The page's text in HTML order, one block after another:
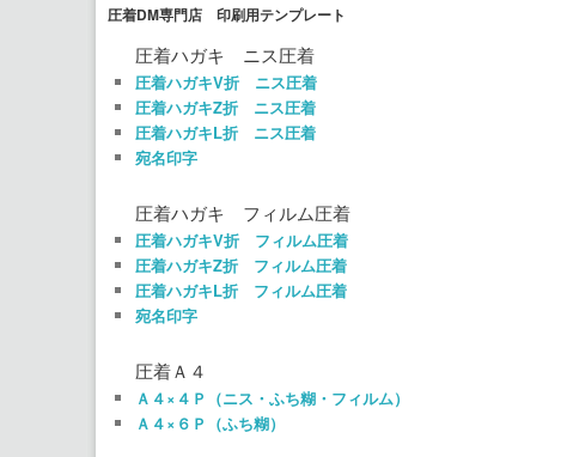
圧着DM専門店 印刷用テンプレート
圧着ハガキ ニス圧着
圧着ハガキV折 ニス圧着
圧着ハガキZ折 ニス圧着
圧着ハガキL折 ニス圧着
宛名印字
圧着ハガキ フィルム圧着
圧着ハガキV折 フィルム圧着
圧着ハガキZ折 フィルム圧着
圧着ハガキL折 フィルム圧着
宛名印字
圧着Ａ４
Ａ４×４Ｐ（ニス・ふち糊・フィルム）
Ａ４×６Ｐ（ふち糊）